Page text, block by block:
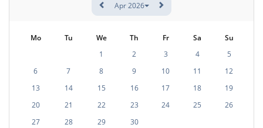
Apr 2026
Mo Tu We Th Fr Sa
Su
1
2 3 4
5
6
7 8 9 10 11
12
13
14 15 16 17 18
19
20
21 22 23 24 25
26
27
28 29 30